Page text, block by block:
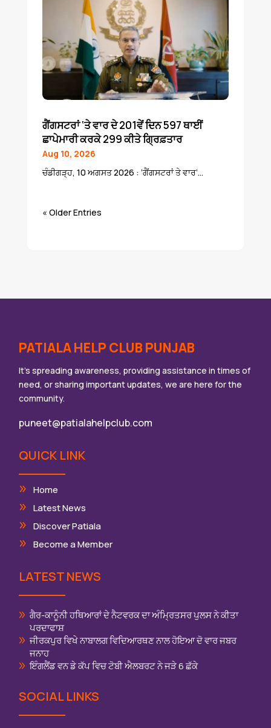
ਗੈਂਗਸਟਰਾਂ ‘ਤੇ ਵਾਰ ਦੇ 201ਵੇਂ ਦਿਨ 597 ਥਾਈਂ
ਛਾਪੇਮਾਰੀ ਕਰਕੇ 299 ਕੀਤੇ ਗ੍ਰਿਫ਼ਤਾਰ
Aug 10, 2026
ਚੰਡੀਗੜ੍ਹ, 10 ਅਗਸਤ 2026 : ’ਗੈਂਗਸਟਰਾਂ ਤੇ ਵਾਰ’...
« Older Entries
PATIALA HELP CLUB PUNJAB
It’s spreading awareness, providing assistance in times of
need, or sharing important updates, we are here for the
community.
puneet@patialahelpclub.com
QUICK LINK
Home
Latest News
Discover Patiala
Become a Member
LATEST NEWS
ਗੈਰ-ਕਾਨੂੰਨੀ ਹਥਿਆਰਾਂ ਦੇ ਨੈਟਵਰਕ ਦਾ ਅੰਮ੍ਰਿਤਸਰ ਪੁਲਸ ਨੇ ਕੀਤਾ
ਪਰਦਾਫਾਸ਼
ਜੀਰਕਪੁਰ ਵਿਖੇ ਨਾਬਾਲਗ ਵਿਦਿਆਰਥਣ ਨਾਲ ਹੋਇਆ ਦੋ ਵਾਰ ਜਬਰ
ਜਨਾਹ
ਇੰਗਲੈਂਡ ਵਨ ਡੇ ਕੱਪ ਵਿਚ ਟੋਬੀ ਐਲਬਰਟ ਨੇ ਜੜੇ 6 ਛੱਕੇ
SOCIAL LINKS